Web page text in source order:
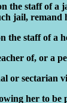
the staff of a
jail,
the staff of a
of, or a
or sectarian
her to be